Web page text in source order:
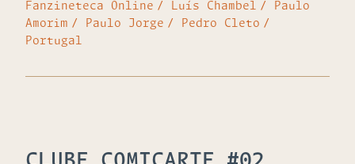
Fanzineteca Online
Luís Chambel
Paulo
Amorim
Paulo Jorge
Pedro Cleto
Portugal